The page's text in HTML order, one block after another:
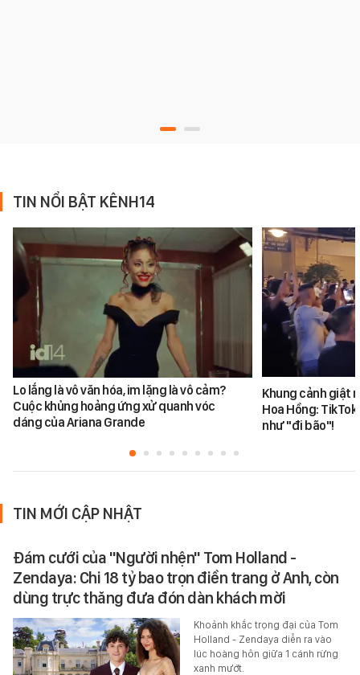
TIN NỔI BẬT KÊNH14
Lo lắng là vô văn hóa, im lặng là vô cảm?
Cuộc khủng hoảng ứng xử quanh vóc
dáng của Ariana Grande
Khung cảnh giật
Hoa Hồng:
như "đi bão"!
TIN MỚI CẬP NHẬT
Đám cưới của "Người nhện" Tom Holland -
Zendaya: Chi 18 tỷ bao trọn điền trang ở Anh, còn
dùng trực thăng đưa đón dàn khách mời
Khoảnh khắc trọng đại của Tom
Holland - Zendaya diễn ra vào
lúc hoàng hôn giữa 1 cánh rừng
xanh mướt.